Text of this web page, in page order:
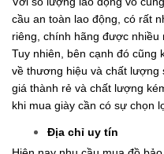
cầu an toàn lao động, có rất
riêng, chính hãng được nhiều
Tuy nhiên, bên cạnh đó cũng
về thương hiệu và chất lượng
giá thành rẻ và chất lượng
khi mua giày cần có sự chọn